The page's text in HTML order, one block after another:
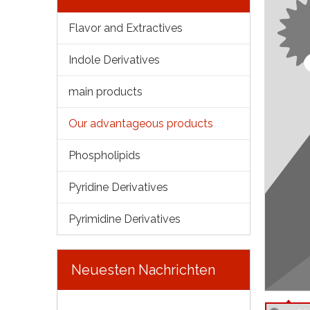
Flavor and Extractives
Indole Derivatives
main products
Our advantageous products
Phospholipids
Pyridine Derivatives
Pyrimidine Derivatives
Neuesten Nachrichten